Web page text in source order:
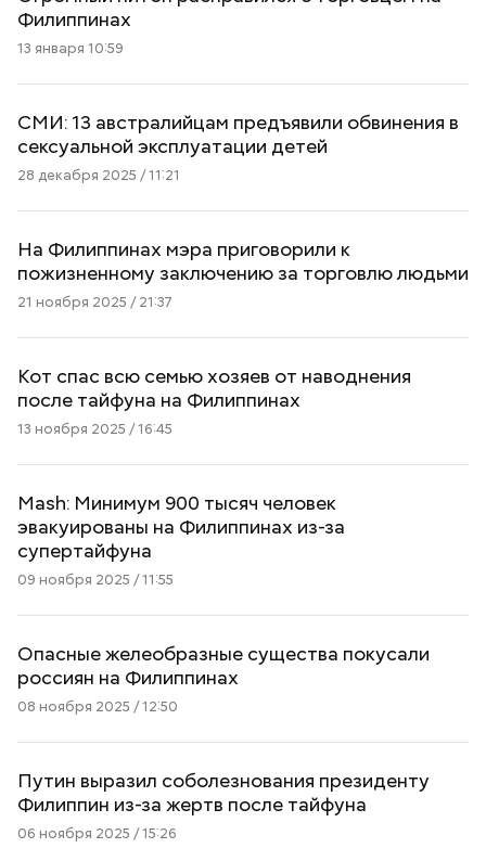
Филиппинах
13 января 10:59
СМИ: 13 австралийцам предъявили обвинения в
сексуальной эксплуатации детей
28 декабря 2025 / 11:21
На Филиппинах мэра приговорили к
пожизненному заключению за торговлю людьми
21 ноября 2025 / 21:37
Кот спас всю семью хозяев от наводнения
после тайфуна на Филиппинах
13 ноября 2025 / 16:45
Mash: Минимум 900 тысяч человек
эвакуированы на Филиппинах из-за
супертайфуна
09 ноября 2025 / 11:55
Опасные желеобразные существа покусали
россиян на Филиппинах
08 ноября 2025 / 12:50
Путин выразил соболезнования президенту
Филиппин из-за жертв после тайфуна
06 ноября 2025 / 15:26